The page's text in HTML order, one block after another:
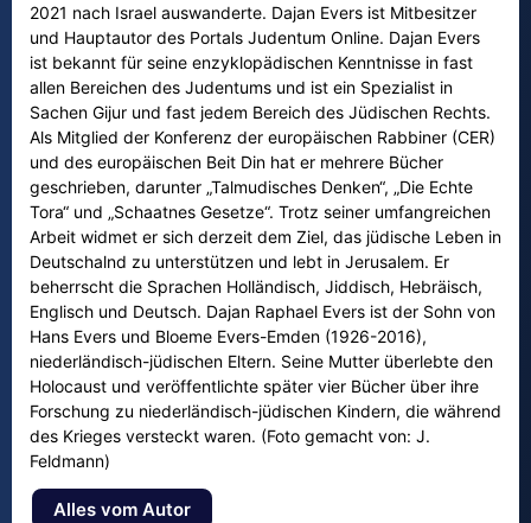
2021 nach Israel auswanderte. Dajan Evers ist Mitbesitzer
und Hauptautor des Portals Judentum Online. Dajan Evers
ist bekannt für seine enzyklopädischen Kenntnisse in fast
allen Bereichen des Judentums und ist ein Spezialist in
Sachen Gijur und fast jedem Bereich des Jüdischen Rechts.
Als Mitglied der Konferenz der europäischen Rabbiner (CER)
und des europäischen Beit Din hat er mehrere Bücher
geschrieben, darunter „Talmudisches Denken“, „Die Echte
Tora“ und „Schaatnes Gesetze“. Trotz seiner umfangreichen
Arbeit widmet er sich derzeit dem Ziel, das jüdische Leben in
Deutschalnd zu unterstützen und lebt in Jerusalem. Er
beherrscht die Sprachen Holländisch, Jiddisch, Hebräisch,
Englisch und Deutsch. Dajan Raphael Evers ist der Sohn von
Hans Evers und Bloeme Evers-Emden (1926-2016),
niederländisch-jüdischen Eltern. Seine Mutter überlebte den
Holocaust und veröffentlichte später vier Bücher über ihre
Forschung zu niederländisch-jüdischen Kindern, die während
des Krieges versteckt waren. (Foto gemacht von: J.
Feldmann)
Alles vom Autor